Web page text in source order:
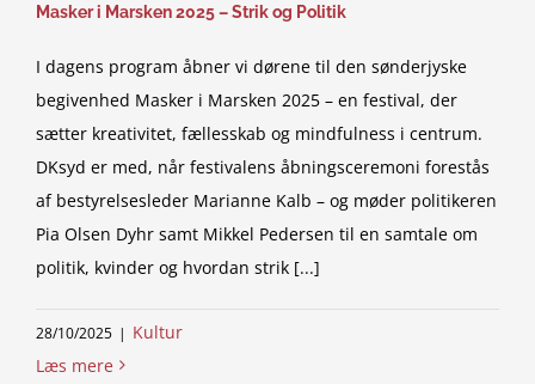
Masker i Marsken 2025 – Strik og Politik
I dagens program åbner vi dørene til den sønderjyske
begivenhed Masker i Marsken 2025 – en festival, der
sætter kreativitet, fællesskab og mindfulness i centrum.
DKsyd er med, når festivalens åbningsceremoni forestås
af bestyrelsesleder Marianne Kalb – og møder politikeren
Pia Olsen Dyhr samt Mikkel Pedersen til en samtale om
politik, kvinder og hvordan strik [...]
28/10/2025 | Kultur
Læs mere